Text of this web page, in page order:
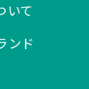
いて
ンド